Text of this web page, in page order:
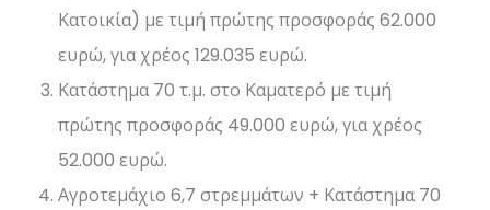
Κατοικία) με τιμή πρώτης προσφοράς 62.000
ευρώ, για χρέος 129.035 ευρώ.
Κατάστημα 70 τ.μ. στο Καματερό με τιμή
πρώτης προσφοράς 49.000 ευρώ, για χρέος
52.000 ευρώ.
Αγροτεμάχιο 6,7 στρεμμάτων + Κατάστημα 70